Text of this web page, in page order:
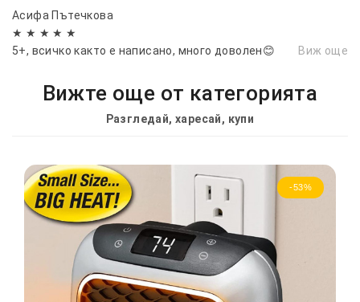
Асифа Пътечкова
★ ★ ★ ★ ★
5+, всичко както е написано, много доволен😊
Виж още
Вижте още от категорията
Разгледай, харесай, купи
-53%